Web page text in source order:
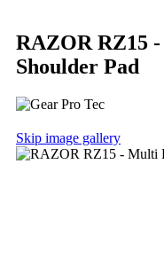
RAZOR RZ15
Shoulder Pad
Skip image gallery